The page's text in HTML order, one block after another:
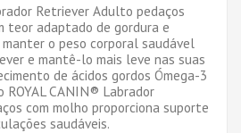
Retriever Adulto pedaços
teor adaptado de gordura e
o peso corporal saudável
e mantê-lo mais leve nas suas
de ácidos gordos Ómega-3
ROYAL CANIN® Labrador
com molho proporciona suporte
saudáveis.